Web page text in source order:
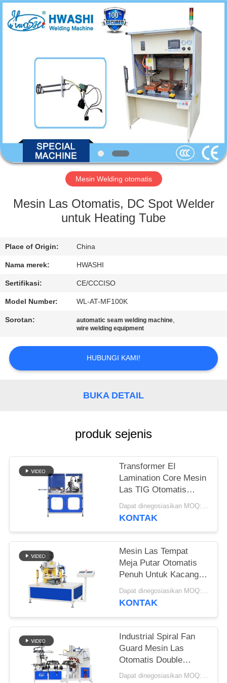
RUMAH
PRODUK
TUR
KONTROL
HUBUNGI
KAMI
KASUS
PERMINTAAN
PENAWARAN
KEBIJAKAN
PRIBADI
GUANGDONG
HWASHI
TECHNOLOGY
INC..
Mesin Welding otomatis
Mesin Las Otomatis, DC Spot Welder
untuk Heating Tube
Place of Origin: China
Nama merek: HWASHI
Sertifikasi: CE/CCCISO
Model Number: WL-AT-MF100K
Sorotan: automatic seam welding machine,
wire welding equipment
HUBUNGI KAMI!
BUKA DETAIL
produk sejenis
Transformer EI
Lamination Core Mesin
Las TIG Otomatis
Dengan Sumber
Pengelasan Panasonic
Dapat dinegosiasikan MOQ:1 set
KONTAK
Mesin Las Tempat
Meja Putar Otomatis
Penuh Untuk Kacang
Dengan Pengumpanan
Otomatis
Dapat dinegosiasikan MOQ:1 set
KONTAK
Industrial Spiral Fan
Guard Mesin Las
Otomatis Double
Station HWASHI
Dapat dinegosiasikan MOQ:1 set